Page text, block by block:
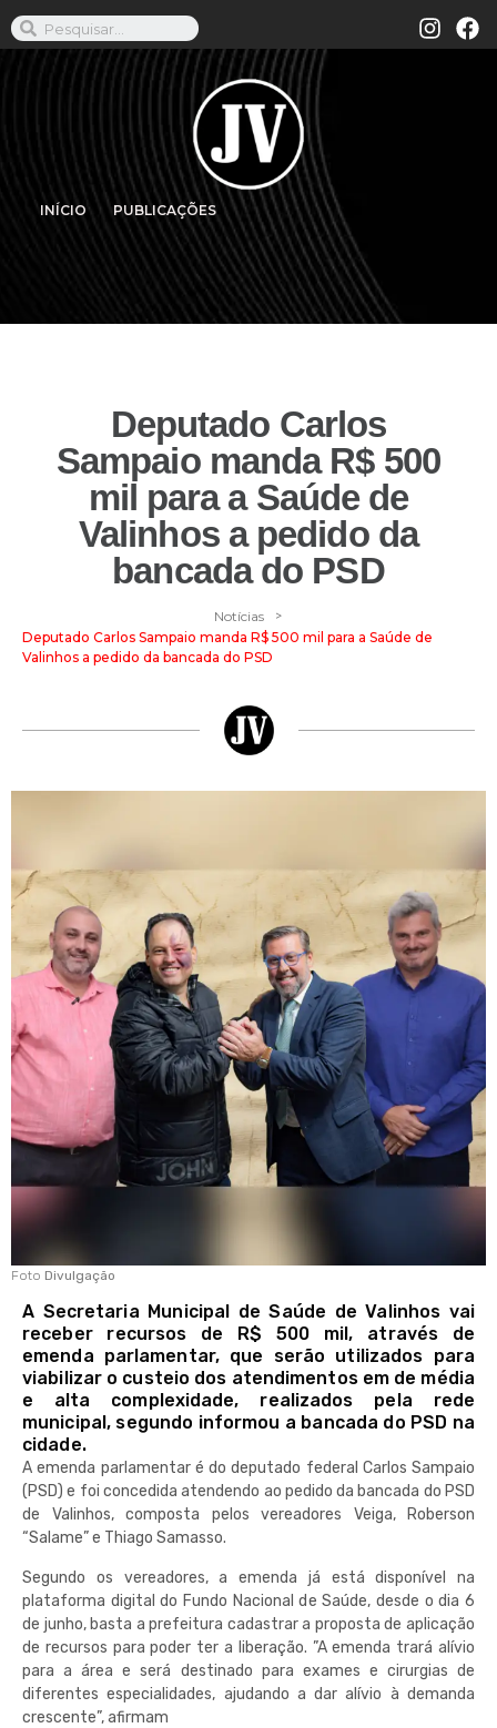
INÍCIO PUBLICAÇÕES
Deputado Carlos
Sampaio manda R$ 500
mil para a Saúde de
Valinhos a pedido da
bancada do PSD
Notícias >
Deputado Carlos Sampaio manda R$ 500 mil para a Saúde de
Valinhos a pedido da bancada do PSD
Foto Divulgação
A Secretaria Municipal de Saúde de Valinhos vai
receber recursos de R$ 500 mil, através de
emenda parlamentar, que serão utilizados para
viabilizar o custeio dos atendimentos em de média
e alta complexidade, realizados pela rede
municipal, segundo informou a bancada do PSD na
cidade.
A emenda parlamentar é do deputado federal Carlos Sampaio
(PSD) e foi concedida atendendo ao pedido da bancada do PSD
de Valinhos, composta pelos vereadores Veiga, Roberson
“Salame” e Thiago Samasso.
Segundo os vereadores, a emenda já está disponível na
plataforma digital do Fundo Nacional de Saúde, desde o dia 6
de junho, basta a prefeitura cadastrar a proposta de aplicação
de recursos para poder ter a liberação. ”A emenda trará alívio
para a área e será destinado para exames e cirurgias de
diferentes especialidades, ajudando a dar alívio à demanda
crescente”, afirmam